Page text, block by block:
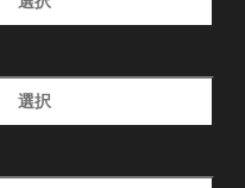
選択